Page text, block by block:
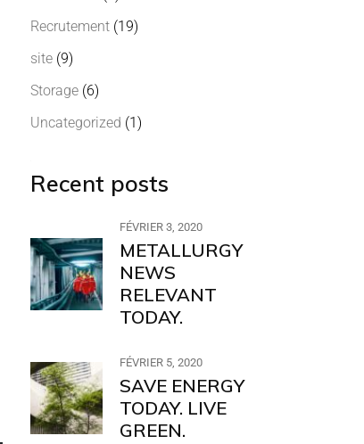
Recrutement(19)
site(9)
Storage(6)
Uncategorized (1)
Recent posts
FÉVRIER 3, 2020
METALLURGY
NEWS
RELEVANT
TODAY.
FÉVRIER 5, 2020
SAVE ENERGY
TODAY. LIVE
GREEN.